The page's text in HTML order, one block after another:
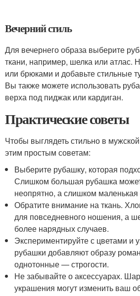
Вечерний стиль
Для вечернего образа выберите
ткани, например, шелка или атлас.
или брюками и добавьте стильные
Вы также можете использовать
верха под пиджак или кардиган.
Практические советы
Чтобы выглядеть стильно в
этим простым советам:
Выберите рубашку, которая
Слишком большая рубашка
неопрятно, а слишком
Обратите внимание на ткань.
для повседневного ношения, а
более нарядных случаев.
Экспериментируйте с цветами и
рубашки добавляют образу
однотонные — строгости.
Не забывайте о аксессуарах.
украшения могут изменить ваш